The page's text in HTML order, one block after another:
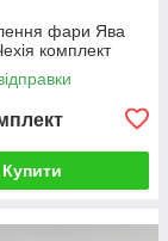
фари Ява
комплект
Купити